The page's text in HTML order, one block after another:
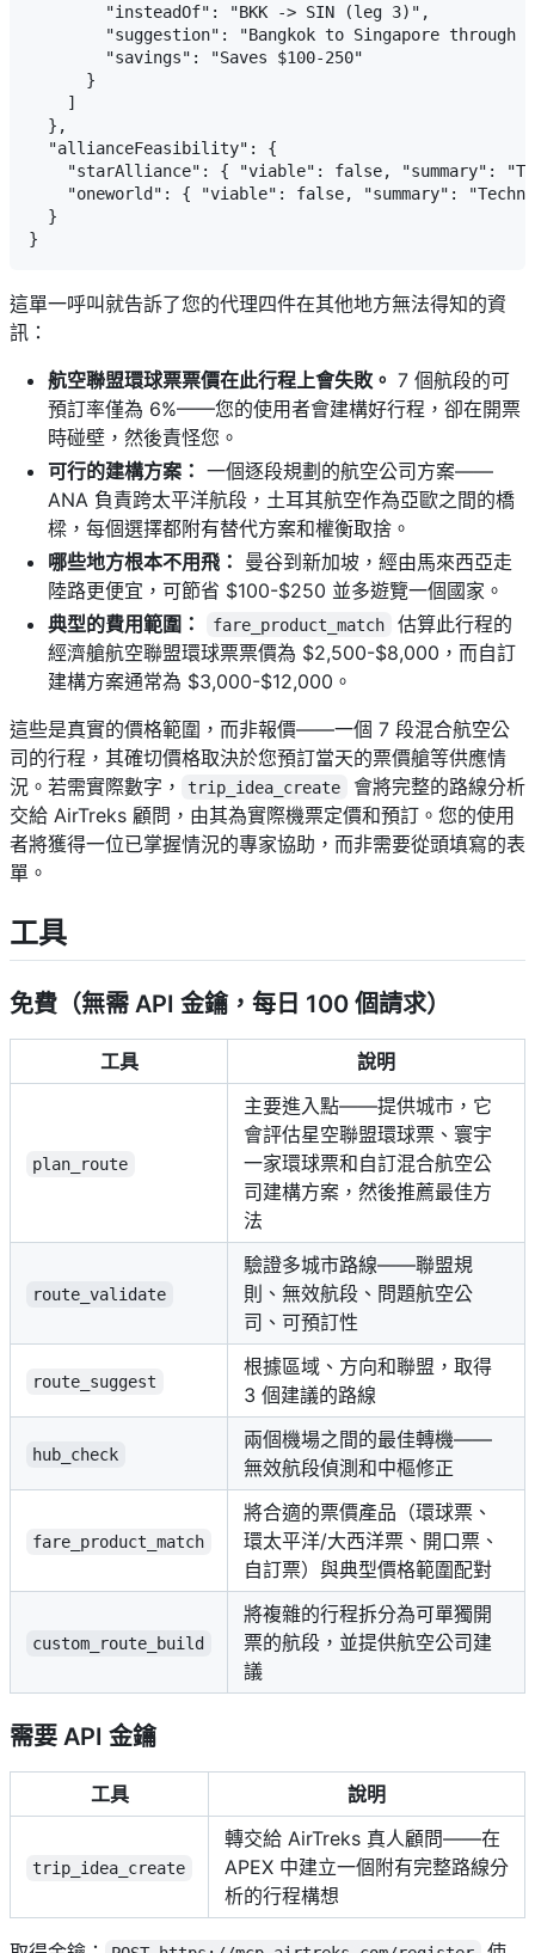
        "insteadOf": "BKK -> SIN (leg 3)",
"suggestion": "Bangkok to Singapore through
        "savings": "Saves $100-250"
      }
    ]
  },
  "allianceFeasibility": {
"starAlliance": { "viable": false, "summary":
"oneworld": { "viable": false, "summary":
  }
這單一呼叫就告訴了您的代理四件在其他地方無法得知的資
訊：
航空聯盟環球票票價在此行程上會失敗。 7 個航段的可
預訂率僅為 6%——您的使用者會建構好行程，卻在開票
時碰壁，然後責怪您。
可行的建構方案： 一個逐段規劃的航空公司方案——
ANA 負責跨太平洋航段，土耳其航空作為亞歐之間的橋
樑，每個選擇都附有替代方案和權衡取捨。
哪些地方根本不用飛： 曼谷到新加坡，經由馬來西亞走
陸路更便宜，可節省 $100-$250 並多遊覽一個國家。
典型的費用範圍：
fare_product_match
估算此行程的
經濟艙航空聯盟環球票票價為 $2,500-$8,000，而自訂
建構方案通常為 $3,000-$12,000。
這些是真實的價格範圍，而非報價——一個 7 段混合航空公
司的行程，其確切價格取決於您預訂當天的票價艙等供應情
況。若需實際數字，
trip_idea_create
會將完整的路線分析
交給 AirTreks 顧問，由其為實際機票定價和預訂。您的使用
者將獲得一位已掌握情況的專家協助，而非需要從頭填寫的表
單。
工具
免費（無需 API 金鑰，每日 100 個請求）
工具 說明
plan_route
主要進入點——提供城市，它
會評估星空聯盟環球票、寰宇
一家環球票和自訂混合航空公
司建構方案，然後推薦最佳方
法
route_validate
驗證多城市路線——聯盟規
則、無效航段、問題航空公
司、可預訂性
route_suggest
根據區域、方向和聯盟，取得
3 個建議的路線
hub_check
兩個機場之間的最佳轉機——
無效航段偵測和中樞修正
fare_product_match
將合適的票價產品（環球票、
環太平洋/大西洋票、開口票、
自訂票）與典型價格範圍配對
custom_route_build
將複雜的行程拆分為可單獨開
票的航段，並提供航空公司建
議
需要 API 金鑰
工具 說明
trip_idea_create
轉交給 AirTreks 真人顧問——在
APEX 中建立一個附有完整路線分
析的行程構想